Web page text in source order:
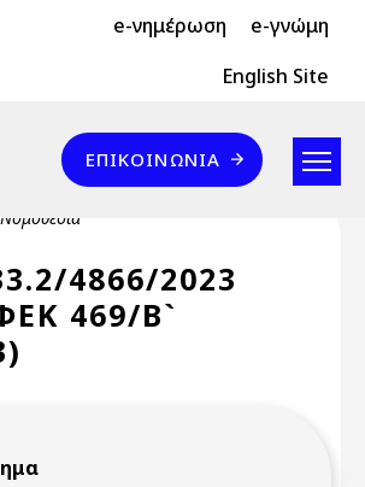
e-νημέρωση e-γνώμη
English Site
Επικοινωνία
ΕΠΙΚΟΙΝΩΝΊΑ
4866/2023
469/Β`